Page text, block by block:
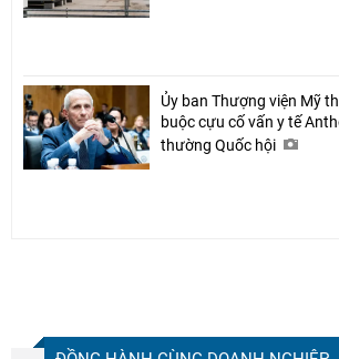
Ủy ban Thượng viện Mỹ
buộc cựu cố vấn y tế
thường Quốc hội